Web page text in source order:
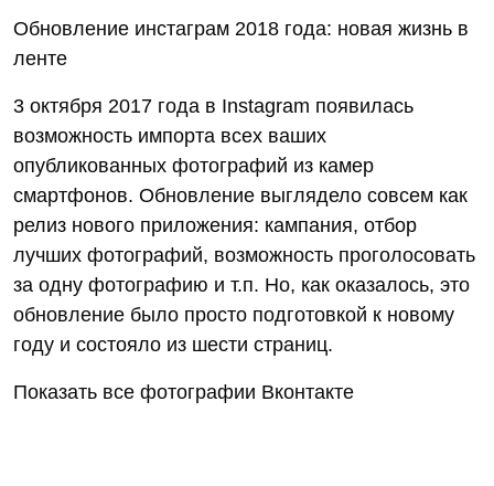
Обновление инстаграм 2018 года: новая жизнь в
ленте
3 октября 2017 года в Instagram появилась
возможность импорта всех ваших
опубликованных фотографий из камер
смартфонов. Обновление выглядело совсем как
релиз нового приложения: кампания, отбор
лучших фотографий, возможность проголосовать
за одну фотографию и т.п. Но, как оказалось, это
обновление было просто подготовкой к новому
году и состояло из шести страниц.
Показать все фотографии Вконтакте